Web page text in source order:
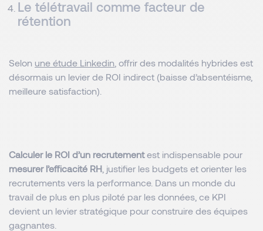
Le télétravail comme facteur de
rétention
Selon une étude Linkedin , offrir des modalités hybrides est
désormais un levier de ROI indirect (baisse d’absentéisme,
meilleure satisfaction).
Calculer le ROI d’un recrutementest indispensable pour
mesurer l’efficacité RH , justifier les budgets et orienter les
recrutements vers la performance. Dans un monde du
travail de plus en plus piloté par les données, ce KPI
devient un levier stratégique pour construire des équipes
gagnantes.